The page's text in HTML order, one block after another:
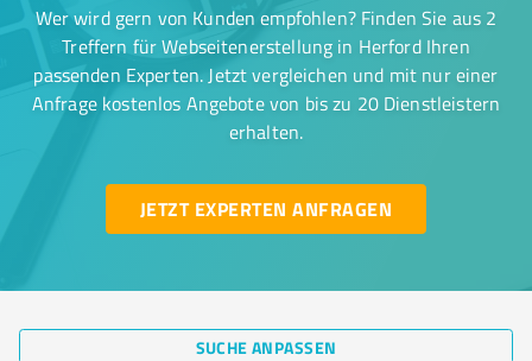
Wer wird gern von Kunden empfohlen? Finden Sie aus 2
Treffern für Webseitenerstellung in Herford Ihren
passenden Experten. Jetzt vergleichen und mit nur einer
Anfrage kostenlos Angebote von bis zu 20 Dienstleistern
erhalten.
JETZT EXPERTEN ANFRAGEN
SUCHE ANPASSEN